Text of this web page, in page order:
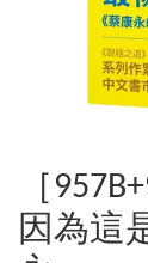
［
因為這